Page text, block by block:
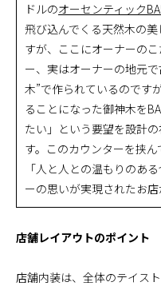
ドルのオーセンティック
飛び込んでくる天然木の
すが、ここにオーナーの
ー、実はオーナーの地元
木”で作られているのです
ることになった御神木を
たい」という要望を設計
す。このカウンターを挟ん
「人と人との温もりのあ
ーの思いが実現されたお店
店舗レイアウトのポイント
店舗内装は、全体のテイス